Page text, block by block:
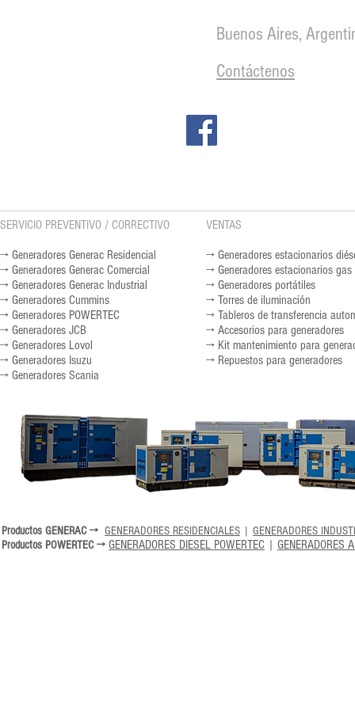
Buenos Aires,
Contáctenos
SERVICIO PREVENTIVO / CORRECTIVO
→ Generadores Generac Residencial
→ Generadores Generac Comercial
→ Generadores Generac Industrial
→ Generadores Cummins
→ Generadores POWERTEC
→ Generadores JCB
→ Generadores Lovol
→ Generadores Isuzu
→ Generadores Scania
VENTAS
→ Generadores estacionarios
→ Generadores estacionarios gas
→ Generadores portátiles
→ Torres de iluminación
→ Tableros de transferencia
→ Accesorios para generadores
→ Kit mantenimiento para
→ Repuestos para generadores
Productos GENERAC→ GENERADORES RESIDENCIALES | GENERADORES
Productos POWERTEC→ GENERADORES DIESEL POWERTEC | GENERADORES